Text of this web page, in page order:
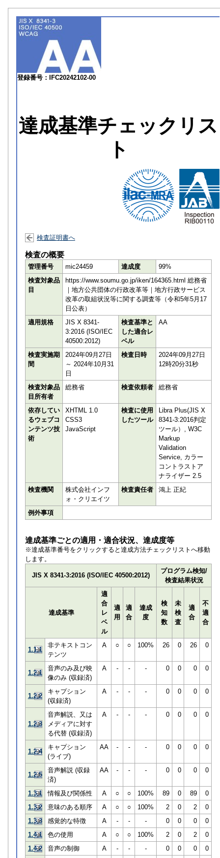
登録番号：IFC20242102-00
達成基準チェックリス
ト
検査証明書へ
検査の概要
管理番号 mic24459 達成度
99%
検査対象品
目
https://www.soumu.go.jp/iken/164365.html 総務省
｜地方公共団体の行政改革等｜地方行政サービス
改革の取組状況等に関する調査等（令和5年5月17
日公表）
適用規格
JIS X 8341-
3:2016 (ISO/IEC
40500:2012)
検査基準と
した適合レ
ベル
AA
検査実施期
間
2024年09月27日
～ 2024年10月31
日
検査日時
2024年09月27日
12時20分31秒
検査対象品
目所有者
総務省 検査依頼者 総務省
依存してい
るウェブコ
ンテンツ技
術
XHTML 1.0
CSS3
JavaScript
検査に使用
したツール
Libra Plus(JIS X
8341-3:2016判定
ツール）, W3C
Markup
Validation
Service, カラー
コントラストア
ナライザー 2.5
検査機関
株式会社インフ
ォ・クリエイツ
検査責任者 鴻上 正紀
例外事項
達成基準ごとの適用・適合状況、達成度等
※達成基準番号をクリックすると達成方法チェックリストへ移動
します。
JIS X 8341-3:2016 (ISO/IEC 40500:2012)
プログラム検知/
検査結果状況
達成基準
適
合
レ
ベ
ル
適
用
適
合
達成
度
検
知
数
未
検
査
適
合
不
適
合
1.1.1
非テキストコン
テンツ
A ○ ○ 100% 26 0 26 0
1.2.1
音声のみ及び映
像のみ (収録済)
A - - - 0 0 0 0
1.2.2
キャプション
(収録済)
A - - - 0 0 0 0
1.2.3
音声解説、又は
メディアに対す
る代替 (収録済)
A - - - 0 0 0 0
1.2.4
キャプション
(ライブ)
AA - - - 0 0 0 0
1.2.5
音声解説 (収録
済)
AA - - - 0 0 0 0
1.3.1 情報及び関係性 A ○ ○ 100% 89 0 89
0
1.3.2
意味のある順序 A ○ ○ 100% 2 0 2
0
1.3.3
感覚的な特徴 A - - - 0 0 0
0
1.4.1
色の使用 A ○ ○ 100% 2 0 2
0
1.4.2
音声の制御 A - - - 0 0 0 0